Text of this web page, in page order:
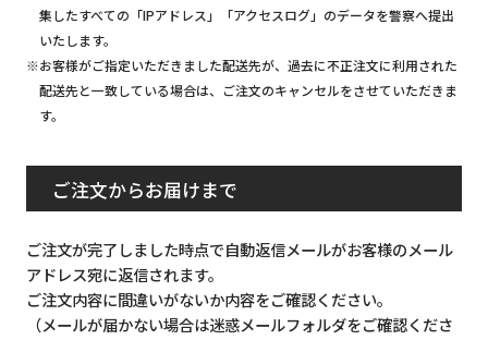
集したすべての「IPアドレス」「アクセスログ」のデータを警察へ提出
いたします。
※お客様がご指定いただきました配送先が、過去に不正注文に利用された
配送先と一致している場合は、ご注文のキャンセルをさせていただきま
す。
ご注文からお届けまで
ご注文が完了しました時点で自動返信メールがお客様のメール
アドレス宛に返信されます。
ご注文内容に間違いがないか内容をご確認ください。
（メールが届かない場合は迷惑メールフォルダをご確認くださ